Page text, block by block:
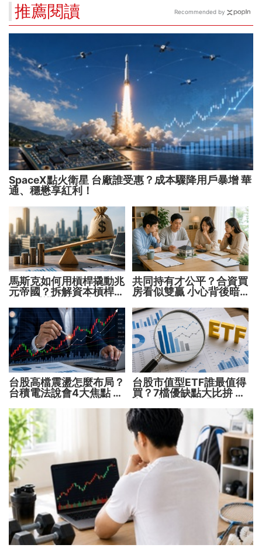
推薦閱讀
SpaceX點火衛星 台廠誰受惠？成本驟降用戶暴增 華
通、穩懋享紅利！
馬斯克如何用槓桿撬動兆
元帝國？拆解資本槓桿5
共同持有才公平？合資買
房看似雙贏 小心背後暗
台股高檔震盪怎麼布局？
台積電法說會4大焦點 AI
台股市值型ETF誰最值得
買？7檔優缺點大比拚 找
Recommended by